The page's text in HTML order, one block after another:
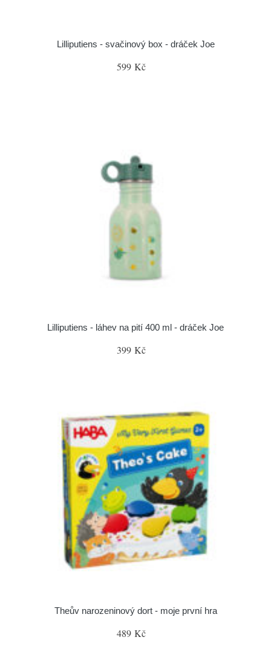
Lilliputiens - svačinový box - dráček Joe
599 Kč
Lilliputiens - láhev na pití 400 ml - dráček Joe
399 Kč
Theův narozeninový dort - moje první hra
489 Kč